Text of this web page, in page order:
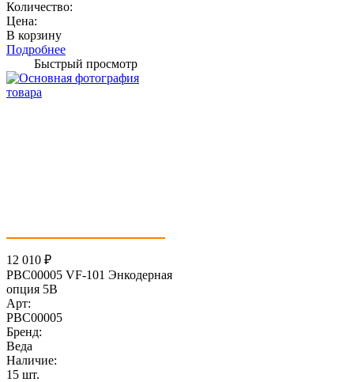
Количество:
Цена:
В корзину
Подробнее
Быстрый просмотр
12 010 ₽
PBC00005 VF-101 Энкодерная
опция 5В
Арт:
PBC00005
Бренд:
Веда
Наличие:
15 шт.